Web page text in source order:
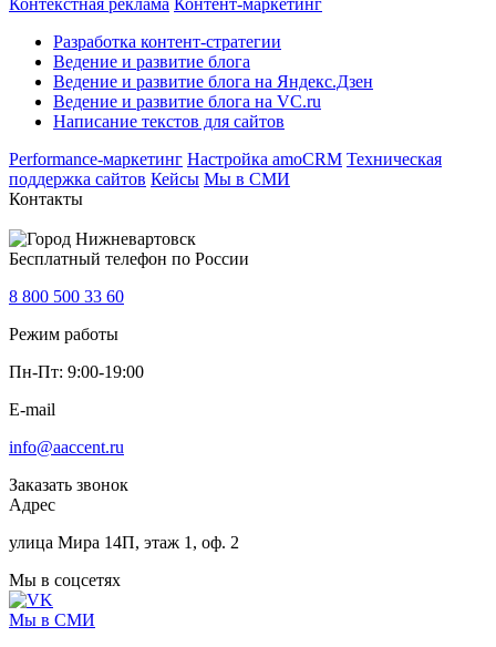
Контекстная реклама Контент-маркетинг
Разработка контент-стратегии
Ведение и развитие блога
Ведение и развитие блога на Яндекс.Дзен
Ведение и развитие блога на VC.ru
Написание текстов для сайтов
Performance-маркетинг Настройка amoCRM Техническая
поддержка сайтов Кейсы Мы в СМИ
Контакты
Нижневартовск
Бесплатный телефон по России
8 800 500 33 60
Режим работы
Пн-Пт: 9:00-19:00
E-mail
info@aaccent.ru
Заказать звонок
Адрес
улица Мира 14П, этаж 1, оф. 2
Мы в соцсетях
Мы в СМИ